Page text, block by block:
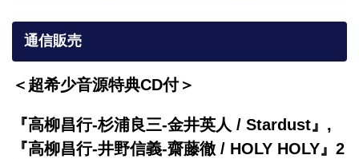
通信販売
＜超希少音源特典CD付＞
『高柳昌行-杉浦良三-金井英人 / Stardust』,
『高柳昌行-井野信義-齋藤徹 / HOLY HOLY』2